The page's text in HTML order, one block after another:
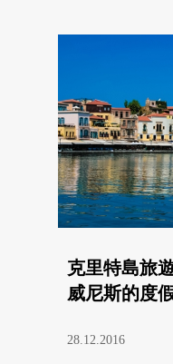
克里特島旅
威尼斯的度
28.12.2016